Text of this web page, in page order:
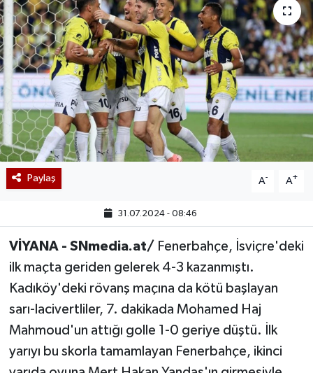
Paylaş A- A+
31.07.2024 - 08:46
VİYANA - SNmedia.at/ Fenerbahçe, İsviçre'deki
ilk maçta geriden gelerek 4-3 kazanmıştı.
Kadıköy'deki rövanş maçına da kötü başlayan
sarı-lacivertliler, 7. dakikada Mohamed Haj
Mahmoud'un attığı golle 1-0 geriye düştü. İlk
yarıyı bu skorla tamamlayan Fenerbahçe, ikinci